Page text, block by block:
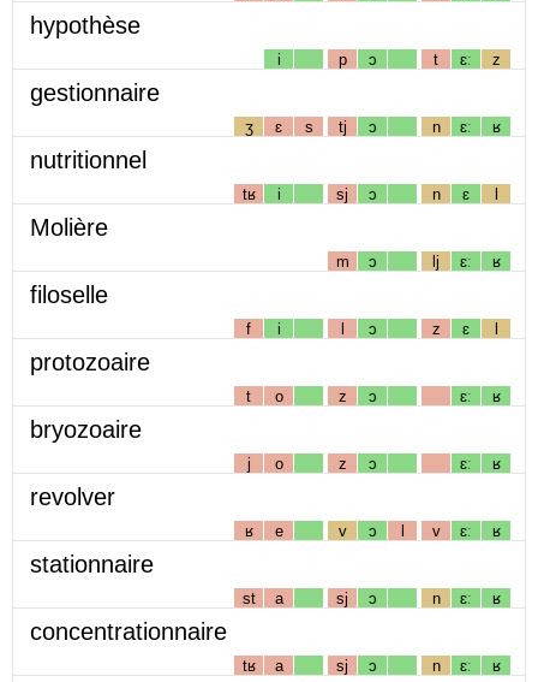
hypothèse
i p ɔ t ɛː z
gestionnaire
ʒ ɛ s tj ɔ n ɛː ʁ
nutritionnel
tʁ i sj ɔ n ɛ l
Molière
m ɔ lj ɛː ʁ
filoselle
f i l ɔ z ɛ l
protozoaire
t o z ɔ ɛː ʁ
bryozoaire
j o z ɔ ɛː ʁ
revolver
ʁ e v ɔ l v ɛː ʁ
stationnaire
st a sj ɔ n ɛː ʁ
concentrationnaire
tʁ a sj ɔ n ɛː ʁ